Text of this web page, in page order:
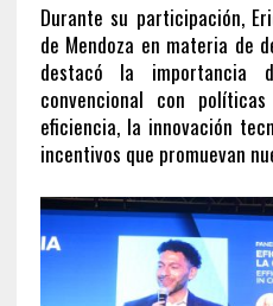
Durante su participación,
de Mendoza en materia de
destacó la importancia
convencional con
eficiencia, la innovación
incentivos que promuevan